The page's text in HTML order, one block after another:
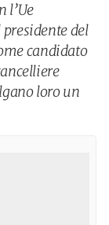
l’Ue
del
candidato
loro un